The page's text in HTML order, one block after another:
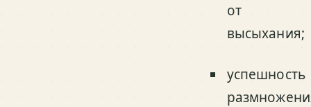
от
высыхания;
успешность